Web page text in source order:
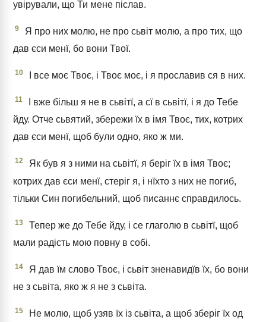
увірували, що Ти мене післав.
9
Я про них молю, не про сьвіт молю, а про тих, що
дав єси менї, бо вони Твої.
10 І все моє Твоє, і Твоє моє, і я прославив ся в них.
11
І вже більш я не в сьвітї, а сї в сьвітї, і я до Тебе
йду. Отче сьвятий, збережи їх в імя Твоє, тих, котрих
дав єси менї, щоб були одно, яко ж ми.
12
Як був я з ними на сьвітї, я беріг їх в імя Твоє;
котрих дав єси менї, стеріг я, і нїхто з них не погиб,
тільки Син погибельний, щоб писаннє справдилось.
13
Тепер же до Тебе йду, і се глаголю в сьвітї, щоб
мали радість мою повну в собі.
14
Я дав їм слово Твоє, і сьвіт зненавидїв їх, бо вони
не з сьвіта, яко ж я не з сьвіта.
15
Не молю, щоб узяв їх із сьвіта, а щоб зберіг їх од